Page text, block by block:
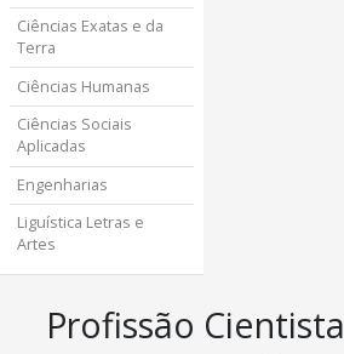
Ciências Exatas e da
Terra
Ciências Humanas
Ciências Sociais
Aplicadas
Engenharias
Liguística Letras e
Artes
Profissão Cientista